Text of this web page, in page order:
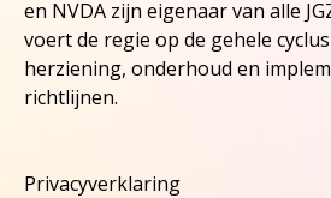
en NVDA zijn eigenaar van alle
voert de regie op de gehele
herziening, onderhoud en
richtlijnen.
Privacyverklaring